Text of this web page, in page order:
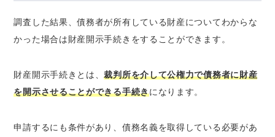
調査した結果、債務者が所有している財産についてわからな
かった場合は財産開示手続きをすることができます。
財産開示手続きとは、裁判所を介して公権力で債務者に財産
を開示させることができる手続きになります。
申請するにも条件があり、債務名義を取得している必要があ